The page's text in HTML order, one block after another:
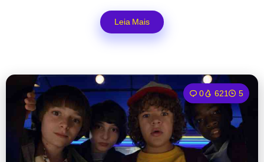
Leia Mais
0 621 5